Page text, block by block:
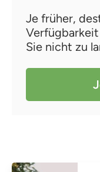
Je früher,
Sie nicht zu